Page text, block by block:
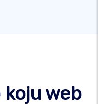
web